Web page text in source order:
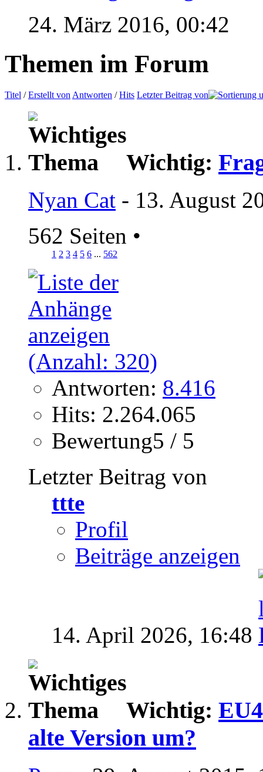
24. März 2016, 00:42
Themen im Forum
Titel /Erstellt von Antworten /Hits Letzter Beitrag von
Wichtig:
Nyan Cat - 13. August
562 Seiten •
1 2 3 4 5 6 ... 562
Antworten: 8.416
Hits: 2.264.065
Bewertung5 / 5
Letzter Beitrag von
ttte
Profil
Beiträge anzeigen
14. April 2026, 16:48
Wichtig:
alte Version um?